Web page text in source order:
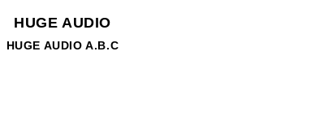
HUGE AUDIO
HUGE AUDIO A.B.C